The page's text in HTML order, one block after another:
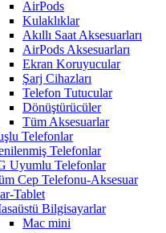
AirPods
Kulaklıklar
Akıllı Saat Aksesuarları
AirPods Aksesuarları
Ekran Koruyucular
Şarj Cihazları
Telefon Tutucular
Dönüştürücüler
Tüm Aksesuarlar
Telefonlar
Telefonlar
Uyumlu Telefonlar
Cep Telefonu-Aksesuar
Tablet
Bilgisayarlar
Mac mini